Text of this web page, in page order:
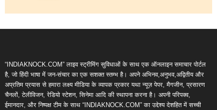
“INDIAKNOCK.COM” लाइव स्ट्रीमिंग सुविधाओं के साथ एक ऑनलाइन समाचार पोर्टल
है, जो हिंदी भाषा में जन-संचार का एक सशक्त स्तम्भ है। अपने अभिनव,अनुभव,अद्वितीय और
अप्रतिम प्रयास से हमारा लक्ष्य मीडिया के व्यापक प्रकार यथा न्यूज़ पेपर, मैगजीन, प्रसारण
चैनलों, टेलीविजन, रेडियो स्टेशन, सिनेमा आदि की स्थापना करना है। अपनी परिपक्व,
ईमानदार, और निष्पक्ष टीम के साथ “INDIAKNOCK.COM” का उद्देश्य देशहित में सच्ची